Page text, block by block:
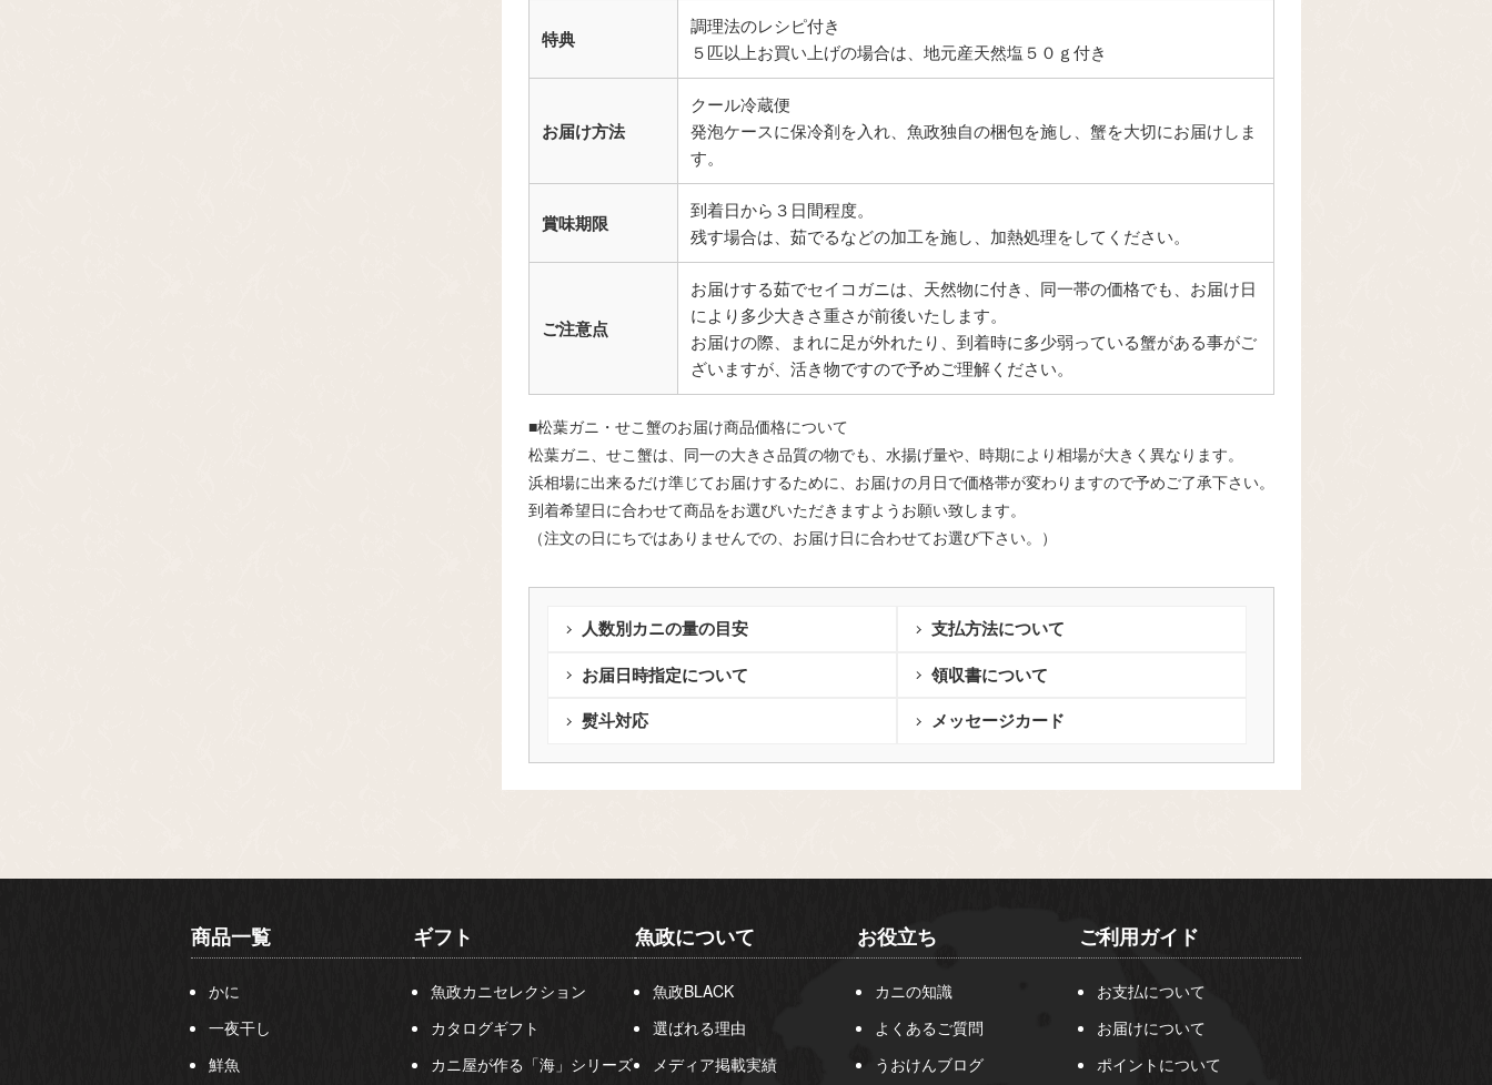
特典
調理法のレシピ付き
５匹以上お買い上げの場合は、地元産天然塩５０ｇ付き
お届け方法
クール冷蔵便
発泡ケースに保冷剤を入れ、魚政独自の梱包を施し、蟹を大切にお届けしま
す。
賞味期限
到着日から３日間程度。
残す場合は、茹でるなどの加工を施し、加熱処理をしてください。
ご注意点
お届けする茹でセイコガニは、天然物に付き、同一帯の価格でも、お届け日
により多少大きさ重さが前後いたします。
お届けの際、まれに足が外れたり、到着時に多少弱っている蟹がある事がご
ざいますが、活き物ですので予めご理解ください。
■松葉ガニ・せこ蟹のお届け商品価格について
松葉ガニ、せこ蟹は、同一の大きさ品質の物でも、水揚げ量や、時期により相場が大きく異なります。
浜相場に出来るだけ準じてお届けするために、お届けの月日で価格帯が変わりますので予めご了承下さい。
到着希望日に合わせて商品をお選びいただきますようお願い致します。
（注文の日にちではありませんでの、お届け日に合わせてお選び下さい。）
人数別カニの量の目安
支払方法について
お届日時指定について
領収書について
熨斗対応
メッセージカード
商品一覧
かに
一夜干し
鮮魚
ギフト
魚政カニセレクション
カタログギフト
カニ屋が作る「海」シリーズ
魚政について
魚政BLACK
選ばれる理由
メディア掲載実績
お役立ち
カニの知識
よくあるご質問
うおけんブログ
ご利用ガイド
お支払について
お届けについて
ポイントについて